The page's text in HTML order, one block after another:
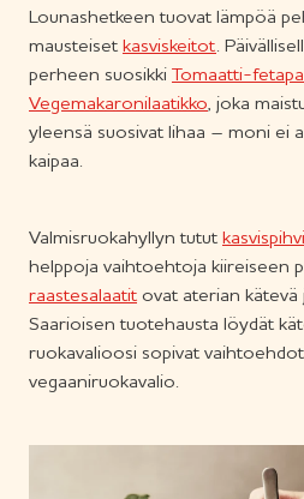
Lounashetkeen tuovat lämpöä
mausteiset kasviskeitot.
perheen suosikki Tomaatti-
Vegemakaronilaatikko, joka
yleensä suosivat lihaa – moni ei
kaipaa.
Valmisruokahyllyn tutut
helppoja vaihtoehtoja kiireiseen
raastesalaatit ovat aterian kätevä
Saarioisen tuotehausta löydät
ruokavalioosi sopivat
vegaaniruokavalio.